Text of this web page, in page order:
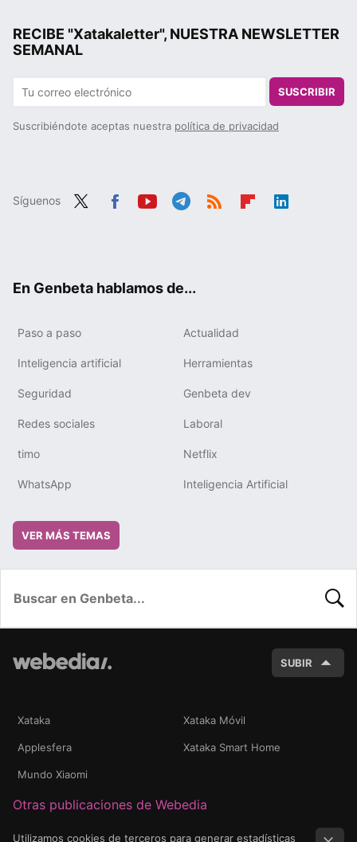
RECIBE "Xatakaletter", NUESTRA NEWSLETTER
SEMANAL
SUSCRIBIR
Suscribiéndote aceptas nuestra política de privacidad
Síguenos
En Genbeta hablamos de...
Paso a paso Actualidad
Inteligencia artificial Herramientas
Seguridad Genbeta dev
Redes sociales Laboral
timo Netflix
WhatsApp Inteligencia Artificial
VER MÁS TEMAS
SUBIR
Xataka Xataka Móvil
Applesfera Xataka Smart Home
Mundo Xiaomi
Otras publicaciones de Webedia
Utilizamos cookies de terceros para generar estadísticas